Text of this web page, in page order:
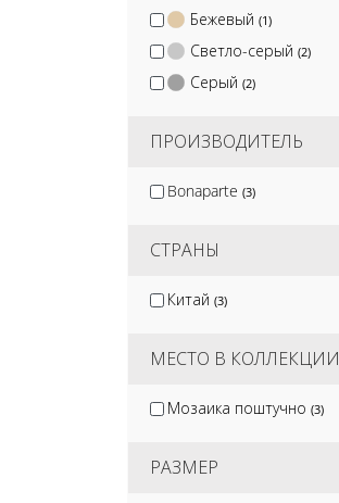
Бежевый (1)
Светло-серый (2)
Серый (2)
ПРОИЗВОДИТЕЛЬ
Bonaparte (3)
СТРАНЫ
Китай (3)
МЕСТО В КОЛЛЕКЦИИ
Мозаика поштучно (3)
РАЗМЕР